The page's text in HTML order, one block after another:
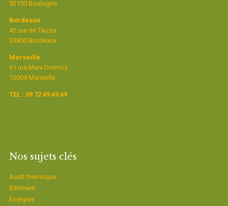
92100 Boulogne
Bordeaux
42 rue de Tauzia
33800 Bordeaux
Marseille
61 rue Marx Dormoy
13004 Marseille
TEL : 09 72 49 49 69
Nos sujets clés
Audit thermique
Bâtiment
Energies